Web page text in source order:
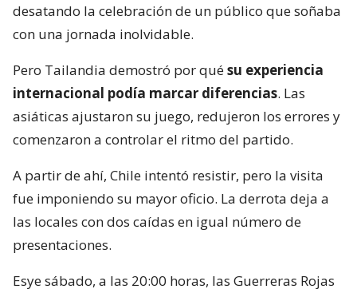
desatando la celebración de un público que soñaba
con una jornada inolvidable.
Pero Tailandia demostró por quésu experiencia
internacional podía marcar diferencias. Las
asiáticas ajustaron su juego, redujeron los errores y
comenzaron a controlar el ritmo del partido.
A partir de ahí, Chile intentó resistir, pero la visita
fue imponiendo su mayor oficio. La derrota deja a
las locales con dos caídas en igual número de
presentaciones.
Esye sábado, a las 20:00 horas, las Guerreras Rojas